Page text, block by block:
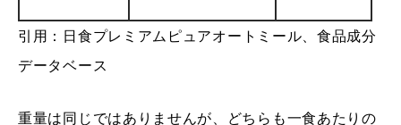
引用：
日食プレミアムピュアオートミール、食品成分
データベース
重量は同じではありませんが、どちらも一食あたりの